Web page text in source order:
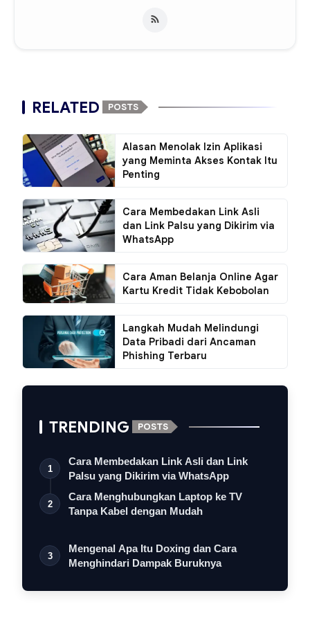
RELATED POSTS
Alasan Menolak Izin Aplikasi
yang Meminta Akses Kontak Itu
Penting
Cara Membedakan Link Asli
dan Link Palsu yang Dikirim via
WhatsApp
Cara Aman Belanja Online Agar
Kartu Kredit Tidak Kebobolan
Langkah Mudah Melindungi
Data Pribadi dari Ancaman
Phishing Terbaru
TRENDING POSTS
1
Cara Membedakan Link Asli dan Link
Palsu yang Dikirim via WhatsApp
2
Cara Menghubungkan Laptop ke TV
Tanpa Kabel dengan Mudah
3
Mengenal Apa Itu Doxing dan Cara
Menghindari Dampak Buruknya